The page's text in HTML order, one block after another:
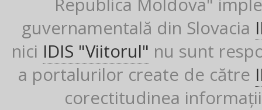
Republica Moldova"
guvernamentală din Slovacia
nici IDIS "Viitorul" nu sunt
a portalurilor create de către
corectitudinea